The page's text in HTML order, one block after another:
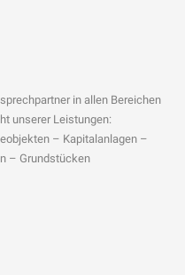
in allen Bereichen
unserer Leistungen:
– Kapitalanlagen –
– Grundstücken